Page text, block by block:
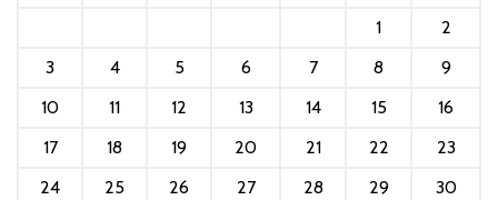
1
2
3
4 5 6 7 8
9
10
11 12 13 14 15
16
17
18 19 20 21 22
23
24
25 26 27 28 29
30